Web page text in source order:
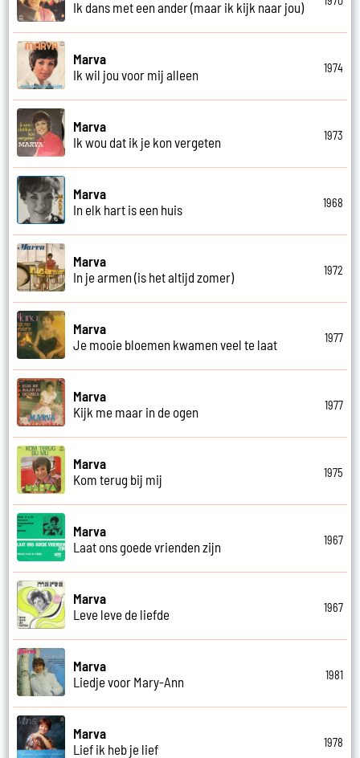
Ik dans met een ander (maar ik kijk naar jou)
Marva
Ik wil jou voor mij alleen
1974
Marva
Ik wou dat ik je kon vergeten
1973
Marva
In elk hart is een huis
1968
Marva
In je armen (is het altijd zomer)
1972
Marva
Je mooie bloemen kwamen veel te laat
1977
Marva
Kijk me maar in de ogen
1977
Marva
Kom terug bij mij
1975
Marva
Laat ons goede vrienden zijn
1967
Marva
Leve leve de liefde
1967
Marva
Liedje voor Mary-Ann
1981
Marva
Lief ik heb je lief
1978